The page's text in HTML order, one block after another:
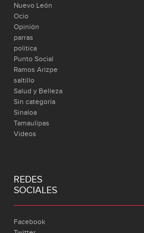
Nuevo León
Ocio
Opinión
parras
politica
Punto Social
Ramos Arizpe
saltillo
Salud y Belleza
Sin categoría
Sinaloa
Tamaulipas
Videos
REDES
SOCIALES
Facebook